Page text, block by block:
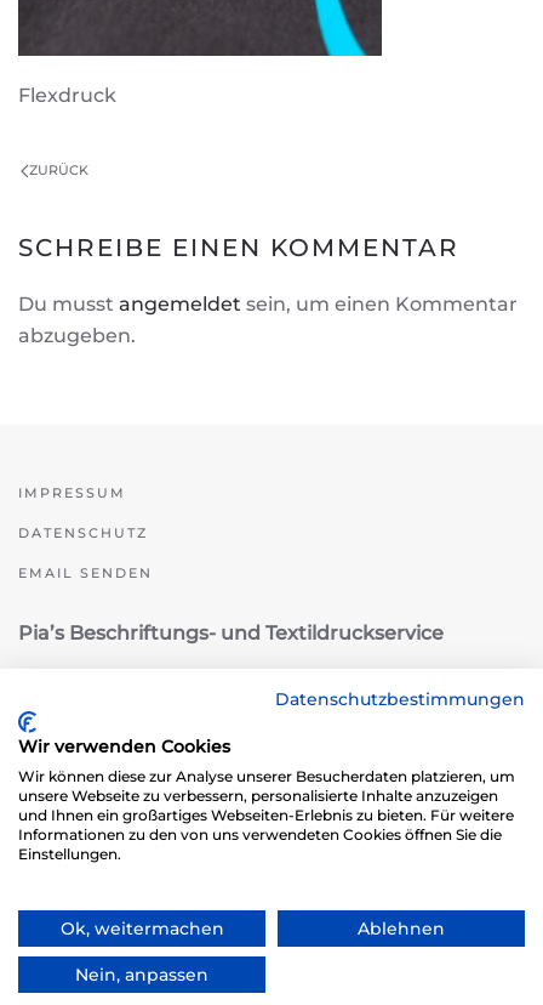
Flexdruck
ZURÜCK
SCHREIBE EINEN KOMMENTAR
Du musst angemeldet sein, um einen Kommentar
abzugeben.
IMPRESSUM
DATENSCHUTZ
EMAIL SENDEN
Pia’s Beschriftungs- und Textildruckservice
Ottmar-Mattil-Straße 11b
66989 Höheinöd
Telefax: 06333 775873
info@piasbeschriftungen.de
Datenschutzbestimmungen
Wir verwenden Cookies
Wir können diese zur Analyse unserer Besucherdaten platzieren, um
unsere Webseite zu verbessern, personalisierte Inhalte anzuzeigen
und Ihnen ein großartiges Webseiten-Erlebnis zu bieten. Für weitere
Informationen zu den von uns verwendeten Cookies öffnen Sie die
Einstellungen.
Ok, weitermachen Ablehnen
Nein, anpassen